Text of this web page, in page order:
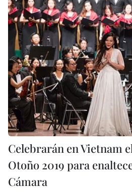
Celebrarán en Vietnam
Otoño 2019 para
Cámara